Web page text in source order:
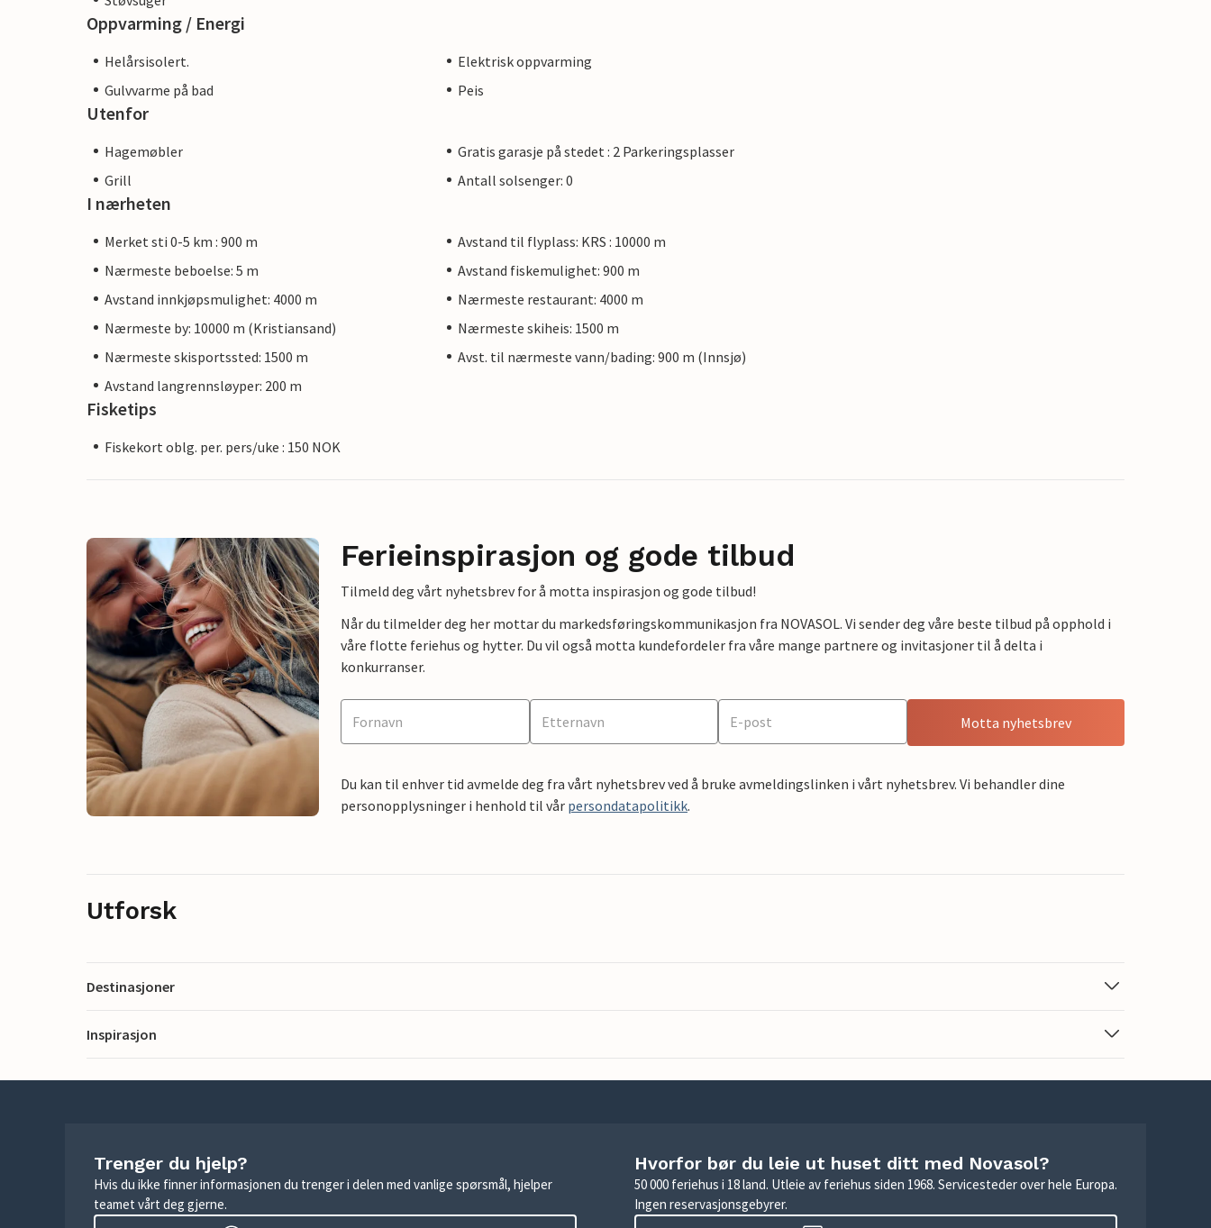
Oppvarming / Energi
Helårsisolert.
Elektrisk oppvarming
Gulvvarme på bad
Peis
Utenfor
Hagemøbler
Gratis garasje på stedet : 2 Parkeringsplasser
Grill
Antall solsenger: 0
I nærheten
Merket sti 0-5 km : 900 m
Avstand til flyplass: KRS : 10000 m
Nærmeste beboelse: 5 m
Avstand fiskemulighet: 900 m
Avstand innkjøpsmulighet: 4000 m
Nærmeste restaurant: 4000 m
Nærmeste by: 10000 m (Kristiansand)
Nærmeste skiheis: 1500 m
Nærmeste skisportssted: 1500 m
Avst. til nærmeste vann/bading: 900 m (Innsjø)
Avstand langrennsløyper: 200 m
Fisketips
Fiskekort oblg. per. pers/uke : 150 NOK
Ferieinspirasjon og gode tilbud
Tilmeld deg vårt nyhetsbrev for å motta inspirasjon og gode tilbud!
Når du tilmelder deg her mottar du markedsføringskommunikasjon fra NOVASOL. Vi sender deg våre beste tilbud på opphold i
våre flotte feriehus og hytter. Du vil også motta kundefordeler fra våre mange partnere og invitasjoner til å delta i
konkurranser.
Motta nyhetsbrev
Du kan til enhver tid avmelde deg fra vårt nyhetsbrev ved å bruke avmeldingslinken i vårt nyhetsbrev. Vi behandler dine
personopplysninger i henhold til vår persondatapolitikk.
Utforsk
Destinasjoner
Inspirasjon
Trenger du hjelp?
Hvis du ikke finner informasjonen du trenger i delen med vanlige spørsmål, hjelper
teamet vårt deg gjerne.
Hvorfor bør du leie ut huset ditt med Novasol?
50 000 feriehus i 18 land. Utleie av feriehus siden 1968. Servicesteder over hele Europa.
Ingen reservasjonsgebyrer.